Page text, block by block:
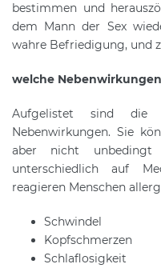
bestimmen und
dem Mann der Sex
wahre Befriedigung, und
welche
Aufgelistet sind die
Nebenwirkungen. Sie
aber nicht unbedingt
unterschiedlich auf
reagieren Menschen
Schwindel
Kopfschmerzen
Schlaflosigkeit